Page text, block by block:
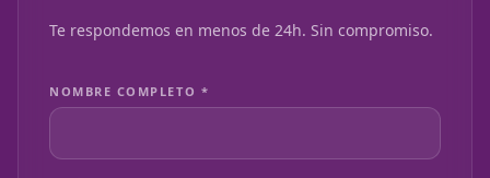
Te respondemos en menos de 24h. Sin compromiso.
NOMBRE COMPLETO *